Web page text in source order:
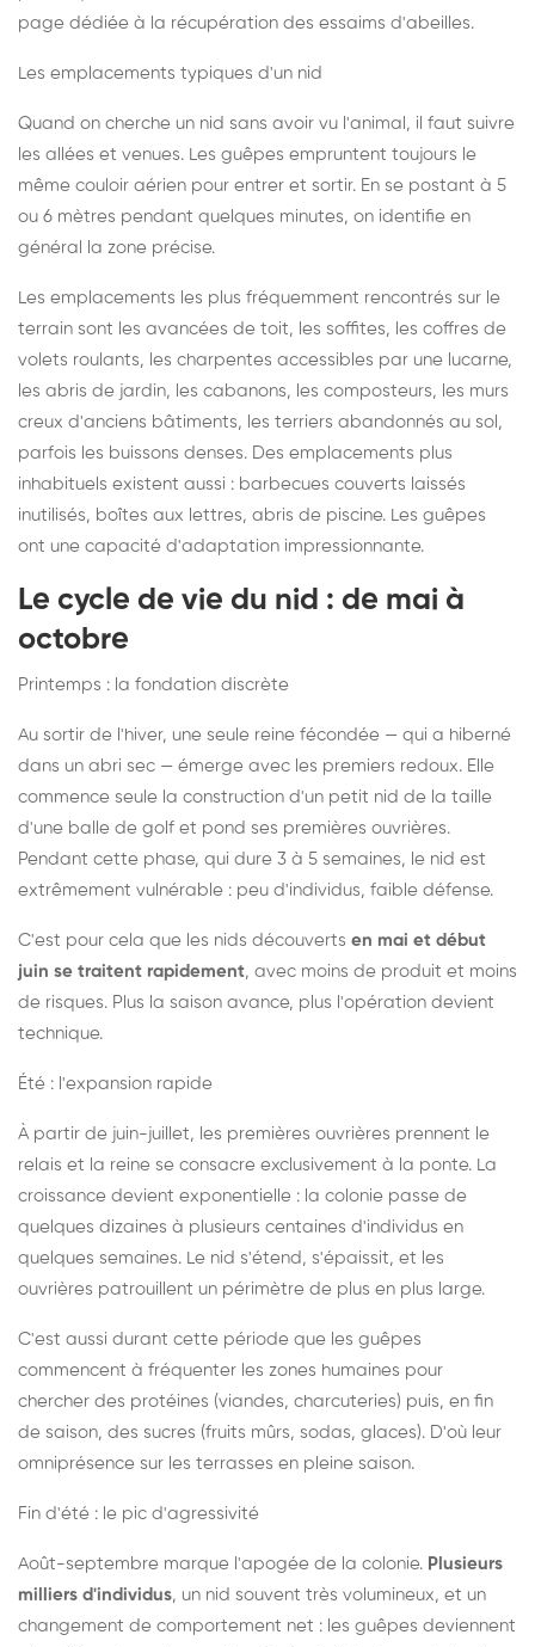
page dédiée à la récupération des essaims d'abeilles.
Les emplacements typiques d'un nid
Quand on cherche un nid sans avoir vu l'animal, il faut suivre
les allées et venues. Les guêpes empruntent toujours le
même couloir aérien pour entrer et sortir. En se postant à 5
ou 6 mètres pendant quelques minutes, on identifie en
général la zone précise.
Les emplacements les plus fréquemment rencontrés sur le
terrain sont les avancées de toit, les soffites, les coffres de
volets roulants, les charpentes accessibles par une lucarne,
les abris de jardin, les cabanons, les composteurs, les murs
creux d'anciens bâtiments, les terriers abandonnés au sol,
parfois les buissons denses. Des emplacements plus
inhabituels existent aussi : barbecues couverts laissés
inutilisés, boîtes aux lettres, abris de piscine. Les guêpes
ont une capacité d'adaptation impressionnante.
Le cycle de vie du nid : de mai à
octobre
Printemps : la fondation discrète
Au sortir de l'hiver, une seule reine fécondée — qui a hiberné
dans un abri sec — émerge avec les premiers redoux. Elle
commence seule la construction d'un petit nid de la taille
d'une balle de golf et pond ses premières ouvrières.
Pendant cette phase, qui dure 3 à 5 semaines, le nid est
extrêmement vulnérable : peu d'individus, faible défense.
C'est pour cela que les nids découverts en mai et début
juin se traitent rapidement, avec moins de produit et moins
de risques. Plus la saison avance, plus l'opération devient
technique.
Été : l'expansion rapide
À partir de juin-juillet, les premières ouvrières prennent le
relais et la reine se consacre exclusivement à la ponte. La
croissance devient exponentielle : la colonie passe de
quelques dizaines à plusieurs centaines d'individus en
quelques semaines. Le nid s'étend, s'épaissit, et les
ouvrières patrouillent un périmètre de plus en plus large.
C'est aussi durant cette période que les guêpes
commencent à fréquenter les zones humaines pour
chercher des protéines (viandes, charcuteries) puis, en fin
de saison, des sucres (fruits mûrs, sodas, glaces). D'où leur
omniprésence sur les terrasses en pleine saison.
Fin d'été : le pic d'agressivité
Août-septembre marque l'apogée de la colonie. Plusieurs
milliers d'individus, un nid souvent très volumineux, et un
changement de comportement net : les guêpes deviennent